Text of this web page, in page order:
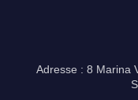
Adresse : 8 Marina